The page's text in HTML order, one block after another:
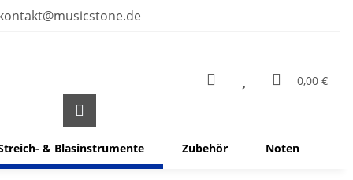
0,00 €
& Blasinstrumente Zubehör Noten